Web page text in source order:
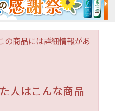
の商品には詳細情報があ
人はこんな商品